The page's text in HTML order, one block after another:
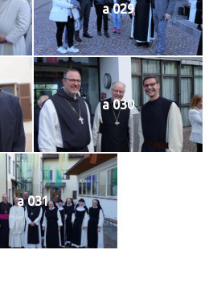
a 029
a 030
a 031